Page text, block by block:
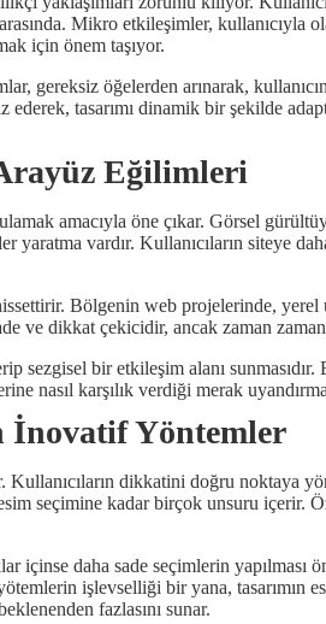
Mikro etkileşimler, kullanıcıyla
için önem taşıyor.
gereksiz öğelerden arınarak,
ederek, tasarımı dinamik bir şekilde
Eğilimleri
amacıyla öne çıkar. Görsel
yaratma vardır. Kullanıcıların siteye
Bölgenin web projelerinde, yerel
ve dikkat çekicidir, ancak zaman
sezgisel bir etkileşim alanı
nasıl karşılık verdiği merak
Yöntemler
dikkatini doğru noktaya
seçimine kadar birçok unsuru
içinse daha sade seçimlerin
işlevselliği bir yana, tasarımın
fazlasını sunar.